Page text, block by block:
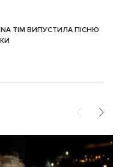
TIM ВИПУСТИЛА ПІСНЮ